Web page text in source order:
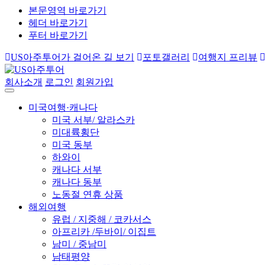
본문영역 바로가기
헤더 바로가기
푸터 바로가기
US아주투어가 걸어온 길 보기 포토갤러리 여행지 프리뷰
회사소개 로그인 회원가입
미국여행·캐나다
미국 서부/ 알라스카
미대륙횡단
미국 동부
하와이
캐나다 서부
캐나다 동부
노동절 연휴 상품
해외여행
유럽 / 지중해 / 코카서스
아프리카 /두바이/ 이집트
남미 / 중남미
남태평양